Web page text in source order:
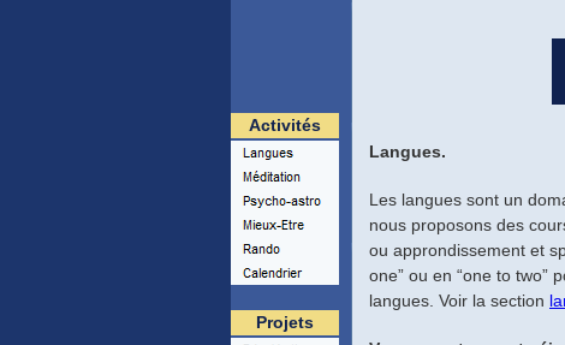
Langues.
Les langues sont un
nous proposons des
ou approndissement et
one” ou en “one to two”
langues. Voir la section
Activités
Projets